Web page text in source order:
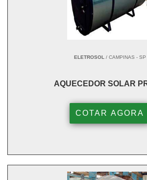
ELETROSOL / CAMPINAS - SP
AQUECEDOR SOLAR
COTAR AGORA